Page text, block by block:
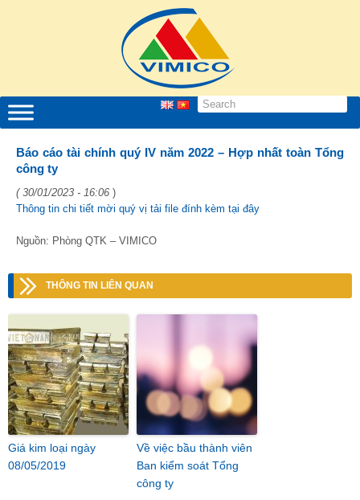
Báo cáo tài chính quý IV năm 2022 – Hợp nhất toàn Tổng
công ty
( 30/01/2023 - 16:06 )
Thông tin chi tiết mời quý vị tải file đính kèm tại đây
Nguồn: Phòng QTK – VIMICO
THÔNG TIN LIÊN QUAN
Giá kim loại ngày
08/05/2019
Về việc bầu thành viên
Ban kiểm soát Tổng
công ty